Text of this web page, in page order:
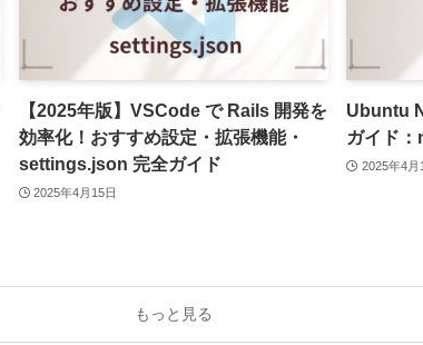
【2025年版】VSCode で Rails 開発を
効率化！おすすめ設定・拡張機能・
settings.json 完全ガイド
2025年4月15日
Ubuntu
ガイド
2025年4月
もっと見る